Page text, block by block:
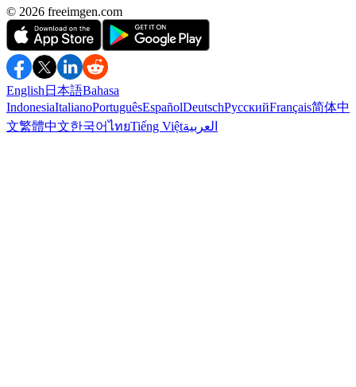
©️ 2026 freeimgen.com
English日本語Bahasa
IndonesiaItalianoPortuguêsEspañolDeutschРусскийFrançais简体中
文繁體中文한국어ไทยTiếng Việtالعربية